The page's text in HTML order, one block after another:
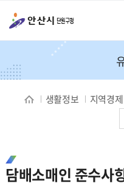
주메뉴
생활정보 지역경제
담배소매인 준수사